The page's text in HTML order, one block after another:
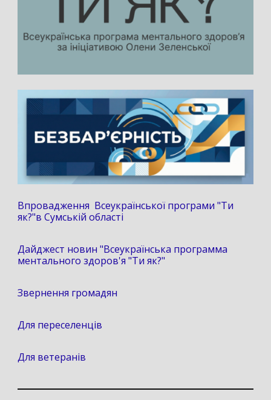
Впровадження Всеукраїнської програми "Ти
як?"в Сумській області
Дайджест новин "Всеукраїнська программа
ментального здоров'я "Ти як?"
Звернення громадян
Для переселенців
Для ветеранів